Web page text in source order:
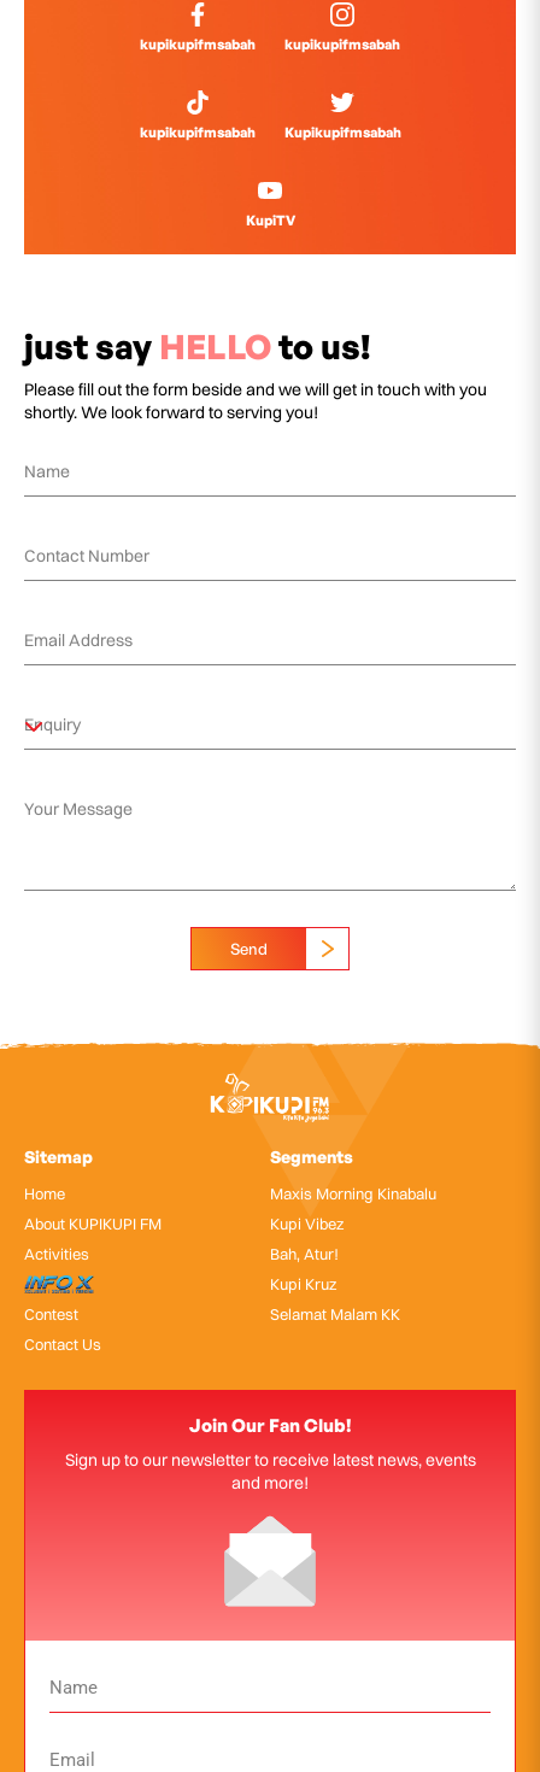
kupikupifmsabah kupikupifmsabah
kupikupifmsabah Kupikupifmsabah
KupiTV
just say HELLOto us!
Please fill out the form beside and we will get in touch with you
shortly. We look forward to serving you!
Send
Sitemap
Home
About KUPIKUPI FM
Activities
InfoX
Contest
Contact Us
Segments
Maxis Morning Kinabalu
Kupi Vibez
Bah, Atur!
Kupi Kruz
Selamat Malam KK
Join Our Fan Club!
Sign up to our newsletter to receive latest news, events
and more!